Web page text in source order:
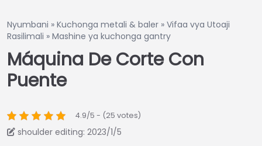
Nyumbani » Kuchonga metali & baler » Vifaa vya Utoaji
Rasilimali » Mashine ya kuchonga gantry
Máquina De Corte Con
Puente
4.9/5 - (25 votes)
shoulder editing: 2023/1/5